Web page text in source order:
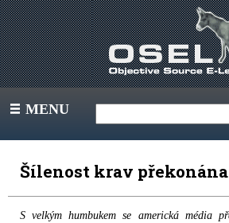
III MENU
Šílenost krav překonána
S velkým humbukem se americká média